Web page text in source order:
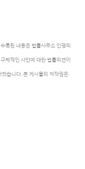
록된 내용은 법률사무소 인평의
체적인 사안에 대한 법률의견이
습니다. 본 게시물의 저작권은